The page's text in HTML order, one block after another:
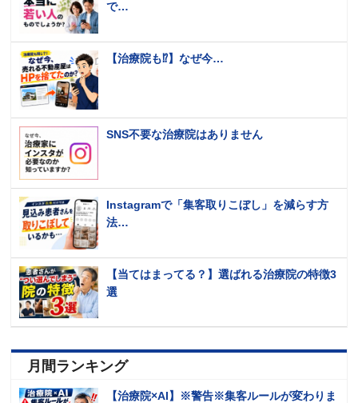
で…
【治療院も⁉️】なぜ今…
SNS不要な治療院はありません
Instagramで「集客取りこぼし」を減らす方
法…
【当てはまってる？】選ばれる治療院の特徴3
選
月間ランキング
【治療院×AI】※警告※集客ルールが変わりま